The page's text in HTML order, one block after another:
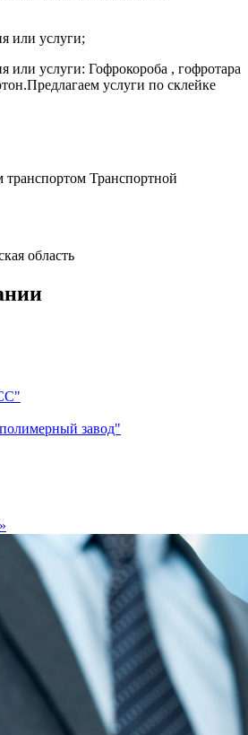
или услуги;
или услуги: Гофрокороба , гофротара
услуги по склейке
Транспортной
область
завод"